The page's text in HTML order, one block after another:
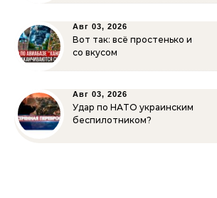
Авг 03, 2026
Вот так: всё простенько и
со вкусом
Авг 03, 2026
Удар по НАТО украинским
беспилотником?